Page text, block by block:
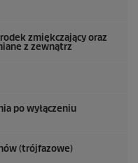
zmiękczający oraz
z zewnątrz
po wyłączeniu
(trójfazowe)